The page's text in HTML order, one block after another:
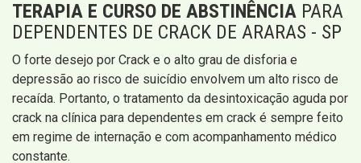
TERAPIA E CURSO DE ABSTINÊNCIA PARA
DEPENDENTES DE CRACK DE ARARAS - SP
O forte desejo por Crack e o alto grau de disforia e
depressão ao risco de suicídio envolvem um alto risco de
recaída. Portanto, o tratamento da desintoxicação aguda por
crack na clínica para dependentes em crack é sempre feito
em regime de internação e com acompanhamento médico
constante.